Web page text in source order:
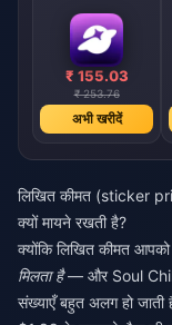
₹ 155.03
₹ 253.76
अभी खरीदें
लिखित कीमत (sticker
क्यों मायने रखती है?
क्योंकि लिखित कीमत
मिलता है— और Soul Chill
संख्याएँ बहुत अलग हो जाती